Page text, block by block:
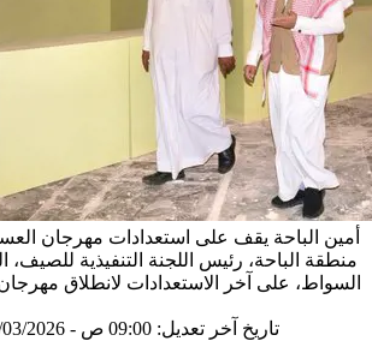
أمين الباحة يقف على استعدادات مهرجان
منطقة الباحة، رئيس اللجنة التنفيذية
السواط، على آخر الاستعدادات لانطلاق مهرجان
تاريخ آخر تعديل: 09:00 ص - 08/03/2026 بتوقيت السعودية